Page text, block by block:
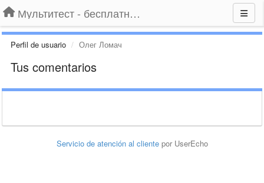
Мультитест - бесплатный подбор провайдера по адресу
Perfil de usuario Олег Ломач
Tus comentarios
Servicio de atención al cliente por UserEcho